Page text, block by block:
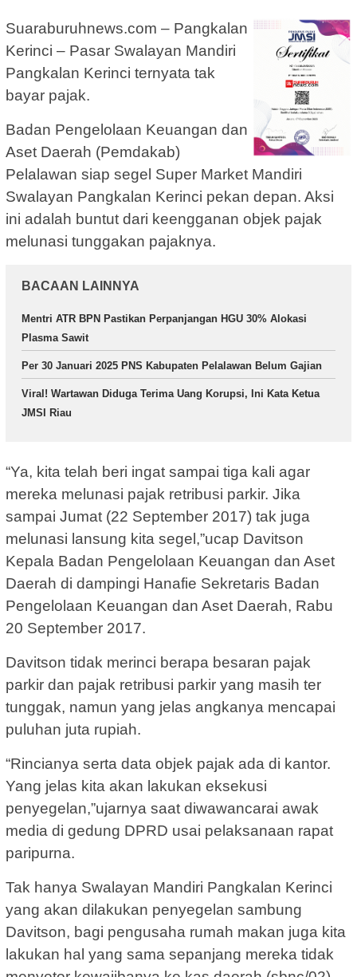
Suaraburuhnews.com – Pangkalan
Kerinci – Pasar Swalayan Mandiri
Pangkalan Kerinci ternyata tak
bayar pajak.
Badan Pengelolaan Keuangan dan
Aset Daerah (Pemdakab)
Pelalawan siap segel Super Market Mandiri
Swalayan Pangkalan Kerinci pekan depan. Aksi
ini adalah buntut dari keengganan objek pajak
melunasi tunggakan pajaknya.
BACAAN LAINNYA
Mentri ATR BPN Pastikan Perpanjangan HGU 30% Alokasi
Plasma Sawit
Per 30 Januari 2025 PNS Kabupaten Pelalawan Belum Gajian
Viral! Wartawan Diduga Terima Uang Korupsi, Ini Kata Ketua
JMSI Riau
“Ya, kita telah beri ingat sampai tiga kali agar
mereka melunasi pajak retribusi parkir. Jika
sampai Jumat (22 September 2017) tak juga
melunasi lansung kita segel,”ucap Davitson
Kepala Badan Pengelolaan Keuangan dan Aset
Daerah di dampingi Hanafie Sekretaris Badan
Pengelolaan Keuangan dan Aset Daerah, Rabu
20 September 2017.
Davitson tidak merinci berapa besaran pajak
parkir dan pajak retribusi parkir yang masih ter
tunggak, namun yang jelas angkanya mencapai
puluhan juta rupiah.
“Rincianya serta data objek pajak ada di kantor.
Yang jelas kita akan lakukan eksekusi
penyegelan,”ujarnya saat diwawancarai awak
media di gedung DPRD usai pelaksanaan rapat
paripurna.
Tak hanya Swalayan Mandiri Pangkalan Kerinci
yang akan dilakukan penyegelan sambung
Davitson, bagi pengusaha rumah makan juga kita
lakukan hal yang sama sepanjang mereka tidak